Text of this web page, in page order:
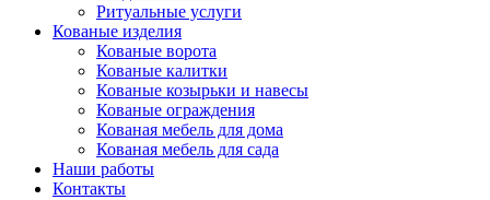
Ритуальные услуги
Кованые изделия
Кованые ворота
Кованые калитки
Кованые козырьки и навесы
Кованые ограждения
Кованая мебель для дома
Кованая мебель для сада
Наши работы
Контакты